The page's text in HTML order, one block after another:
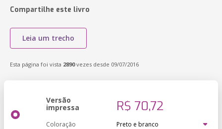
Compartilhe este livro
Leia um trecho
Esta página foi vista 2890vezes desde 09/07/2016
Versão
impressa R$ 70,72
Coloração